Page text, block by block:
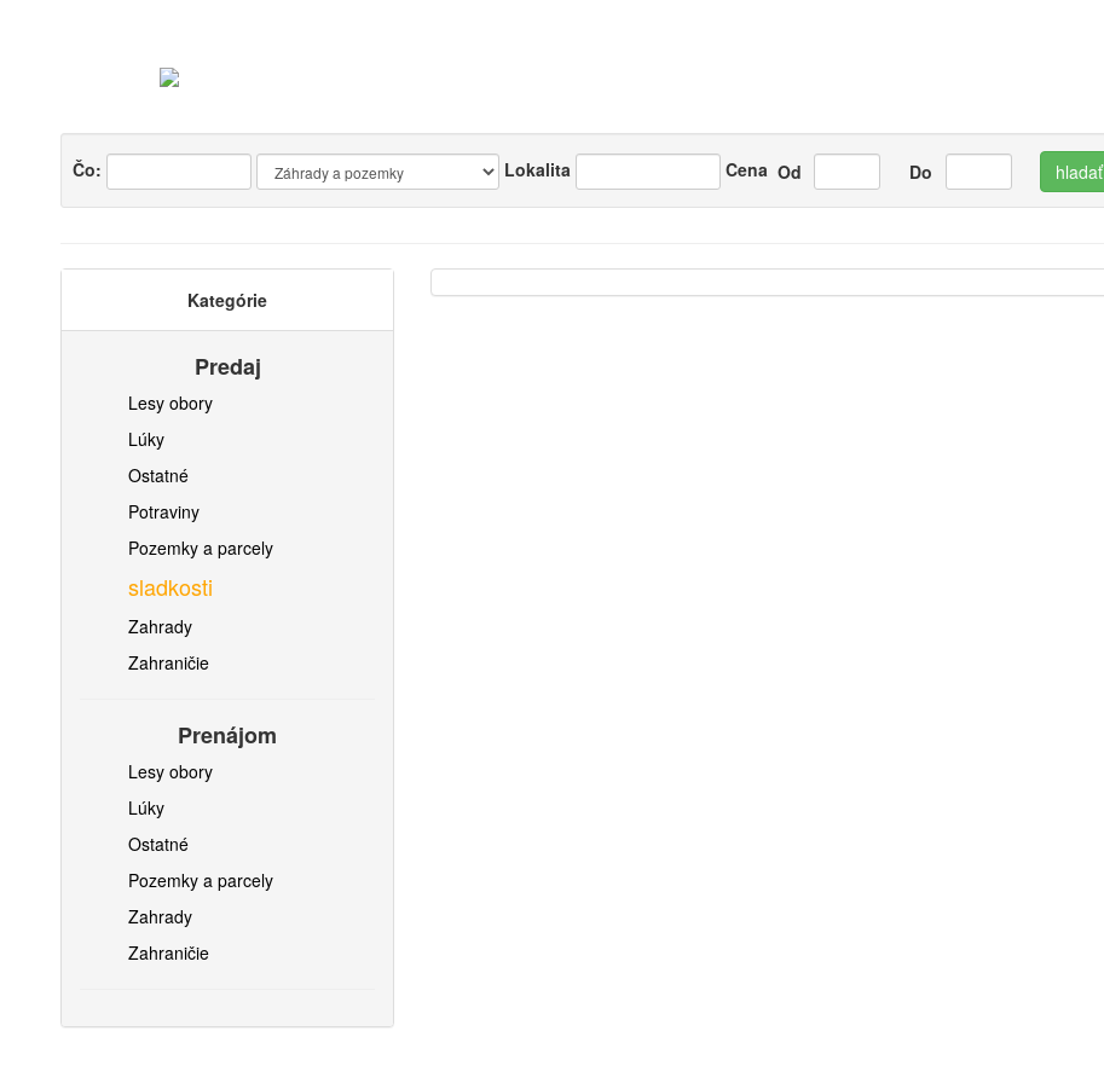
Čo: Lokalita Cena Od Do hladať
Kategórie
Predaj
Lesy obory
Lúky
Ostatné
Potraviny
Pozemky a parcely
sladkosti
Zahrady
Zahraničie
Prenájom
Lesy obory
Lúky
Ostatné
Pozemky a parcely
Zahrady
Zahraničie